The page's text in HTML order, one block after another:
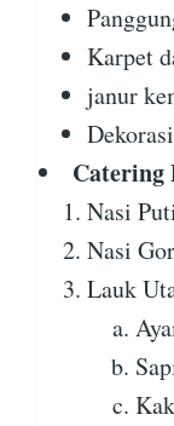
Karpet
janur
Catering
Nasi
Nasi
Lauk